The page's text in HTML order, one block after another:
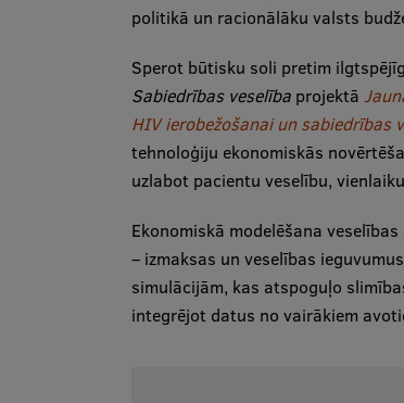
politikā un racionālāku valsts
Sperot būtisku soli pretim
Sabiedrības veselībaprojektā
HIV ierobežošanai un sabiedrības
tehnoloģiju ekonomiskās
uzlabot pacientu veselību,
Ekonomiskā modelēšana
– izmaksas un veselības
simulācijām, kas atspoguļo
integrējot datus no vairākiem